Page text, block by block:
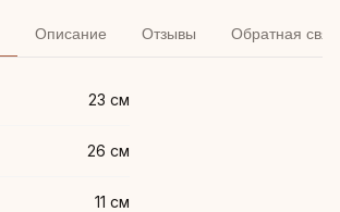
Описание Отзывы Обратная
23 см
26 см
11 см